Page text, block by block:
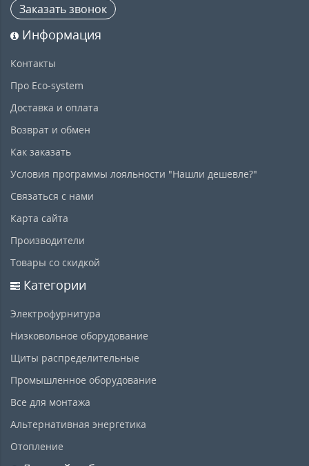
Заказать звонок
Информация
Контакты
Про Eco-system
Доставка и оплата
Возврат и обмен
Как заказать
Условия программы лояльности "Нашли дешевле?"
Связаться с нами
Карта сайта
Производители
Товары со скидкой
Категории
Электрофурнитура
Низковольное оборудование
Щиты распределительные
Промышленное оборудование
Все для монтажа
Альтернативная энергетика
Отопление